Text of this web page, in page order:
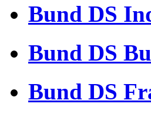
Bund DS
Bund DS
Bund DS